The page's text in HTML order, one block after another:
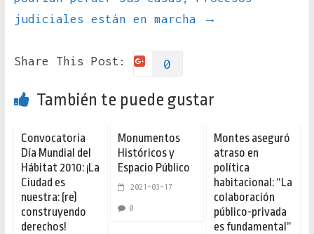
judiciales están en marcha
→
Share This Post: 0
También te puede gustar
Convocatoria
Día Mundial del
Hábitat 2010: ¡La
Ciudad es
nuestra: (re)
construyendo
derechos!
Monumentos
Históricos y
Espacio Público
2021-03-17
0
Montes aseguró
atraso en
política
habitacional: “La
colaboración
público-privada
es fundamental”